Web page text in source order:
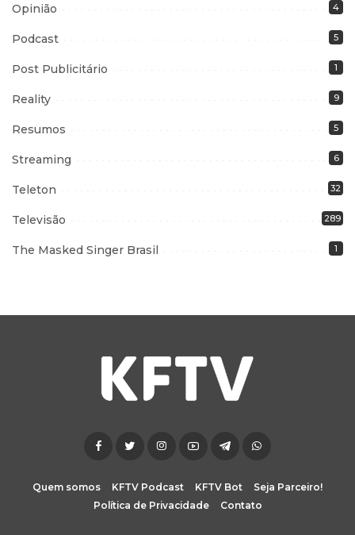
Opinião 4
Podcast 5
Post Publicitário 1
Reality 9
Resumos 5
Streaming 6
Teleton 32
Televisão 289
The Masked Singer Brasil 1
Quem somos KFTV Podcast KFTV Bot
Seja Parceiro!
Política de Privacidade
Contato